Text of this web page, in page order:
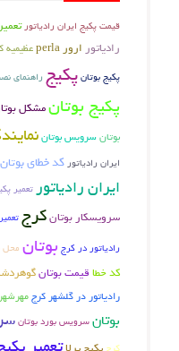
قیمت پکیج ایران رادیاتور
رادیاتور ارور perla عظیمیه
پکیج بوتانپکیج راهنمای
پکیج بوتانمشکل
بوتانسرویس بوتان
ایران رادیاتورکد خطای بوتان
ایران رادیاتورتعمیر
سرویسکار بوتانکرج
رادیاتور در کرج بوتان محل
کد خطا قیمت بوتان
رادیاتور در گلشهر کرجمهرشهر
بوتان سرویس بورد بوتان